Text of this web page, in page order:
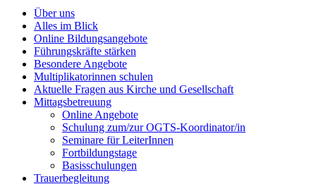
Über uns
Alles im Blick
Online Bildungsangebote
Führungskräfte stärken
Besondere Angebote
Multiplikatorinnen schulen
Aktuelle Fragen aus Kirche und Gesellschaft
Mittagsbetreuung
Online Angebote
Schulung zum/zur OGTS-Koordinator/in
Seminare für LeiterInnen
Fortbildungstage
Basisschulungen
Trauerbegleitung